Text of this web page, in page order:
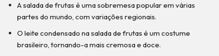
A salada de frutas é uma sobremesa popular em várias
partes do mundo, com variações regionais.
O leite condensado na salada de frutas é um costume
brasileiro, tornando-a mais cremosa e doce.